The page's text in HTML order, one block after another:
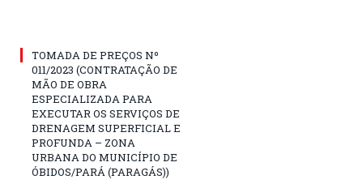
TOMADA DE PREÇOS Nº
011/2023 (CONTRATAÇÃO DE
MÃO DE OBRA
ESPECIALIZADA PARA
EXECUTAR OS SERVIÇOS DE
DRENAGEM SUPERFICIAL E
PROFUNDA – ZONA
URBANA DO MUNICÍPIO DE
ÓBIDOS/PARÁ (PARAGÁS))